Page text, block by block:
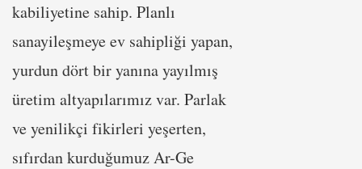
kabiliyetine sahip. Planlı
sanayileşmeye ev sahipliği yapan,
yurdun dört bir yanına yayılmış
üretim altyapılarımız var. Parlak
ve yenilikçi fikirleri yeşerten,
sıfırdan kurduğumuz Ar-Ge